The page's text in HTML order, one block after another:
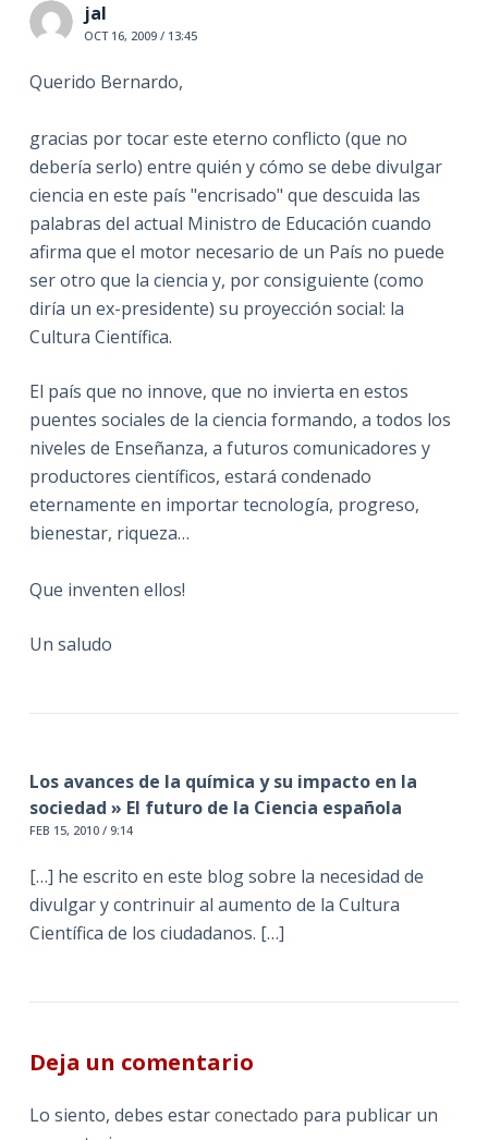
jal
OCT 16, 2009 / 13:45
Querido Bernardo,
gracias por tocar este eterno conflicto (que no
debería serlo) entre quién y cómo se debe divulgar
ciencia en este país "encrisado" que descuida las
palabras del actual Ministro de Educación cuando
afirma que el motor necesario de un País no puede
ser otro que la ciencia y, por consiguiente (como
diría un ex-presidente) su proyección social: la
Cultura Científica.
El país que no innove, que no invierta en estos
puentes sociales de la ciencia formando, a todos los
niveles de Enseñanza, a futuros comunicadores y
productores científicos, estará condenado
eternamente en importar tecnología, progreso,
bienestar, riqueza…
Que inventen ellos!
Un saludo
Los avances de la química y su impacto en la
sociedad » El futuro de la Ciencia española
FEB 15, 2010 / 9:14
[…] he escrito en este blog sobre la necesidad de
divulgar y contrinuir al aumento de la Cultura
Científica de los ciudadanos. […]
Deja un comentario
Lo siento, debes estarconectado para publicar un